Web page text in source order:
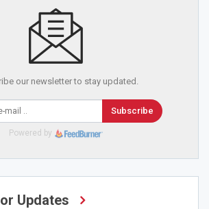
our newsletter to stay updated.
Subscribe
Powered by
Updates